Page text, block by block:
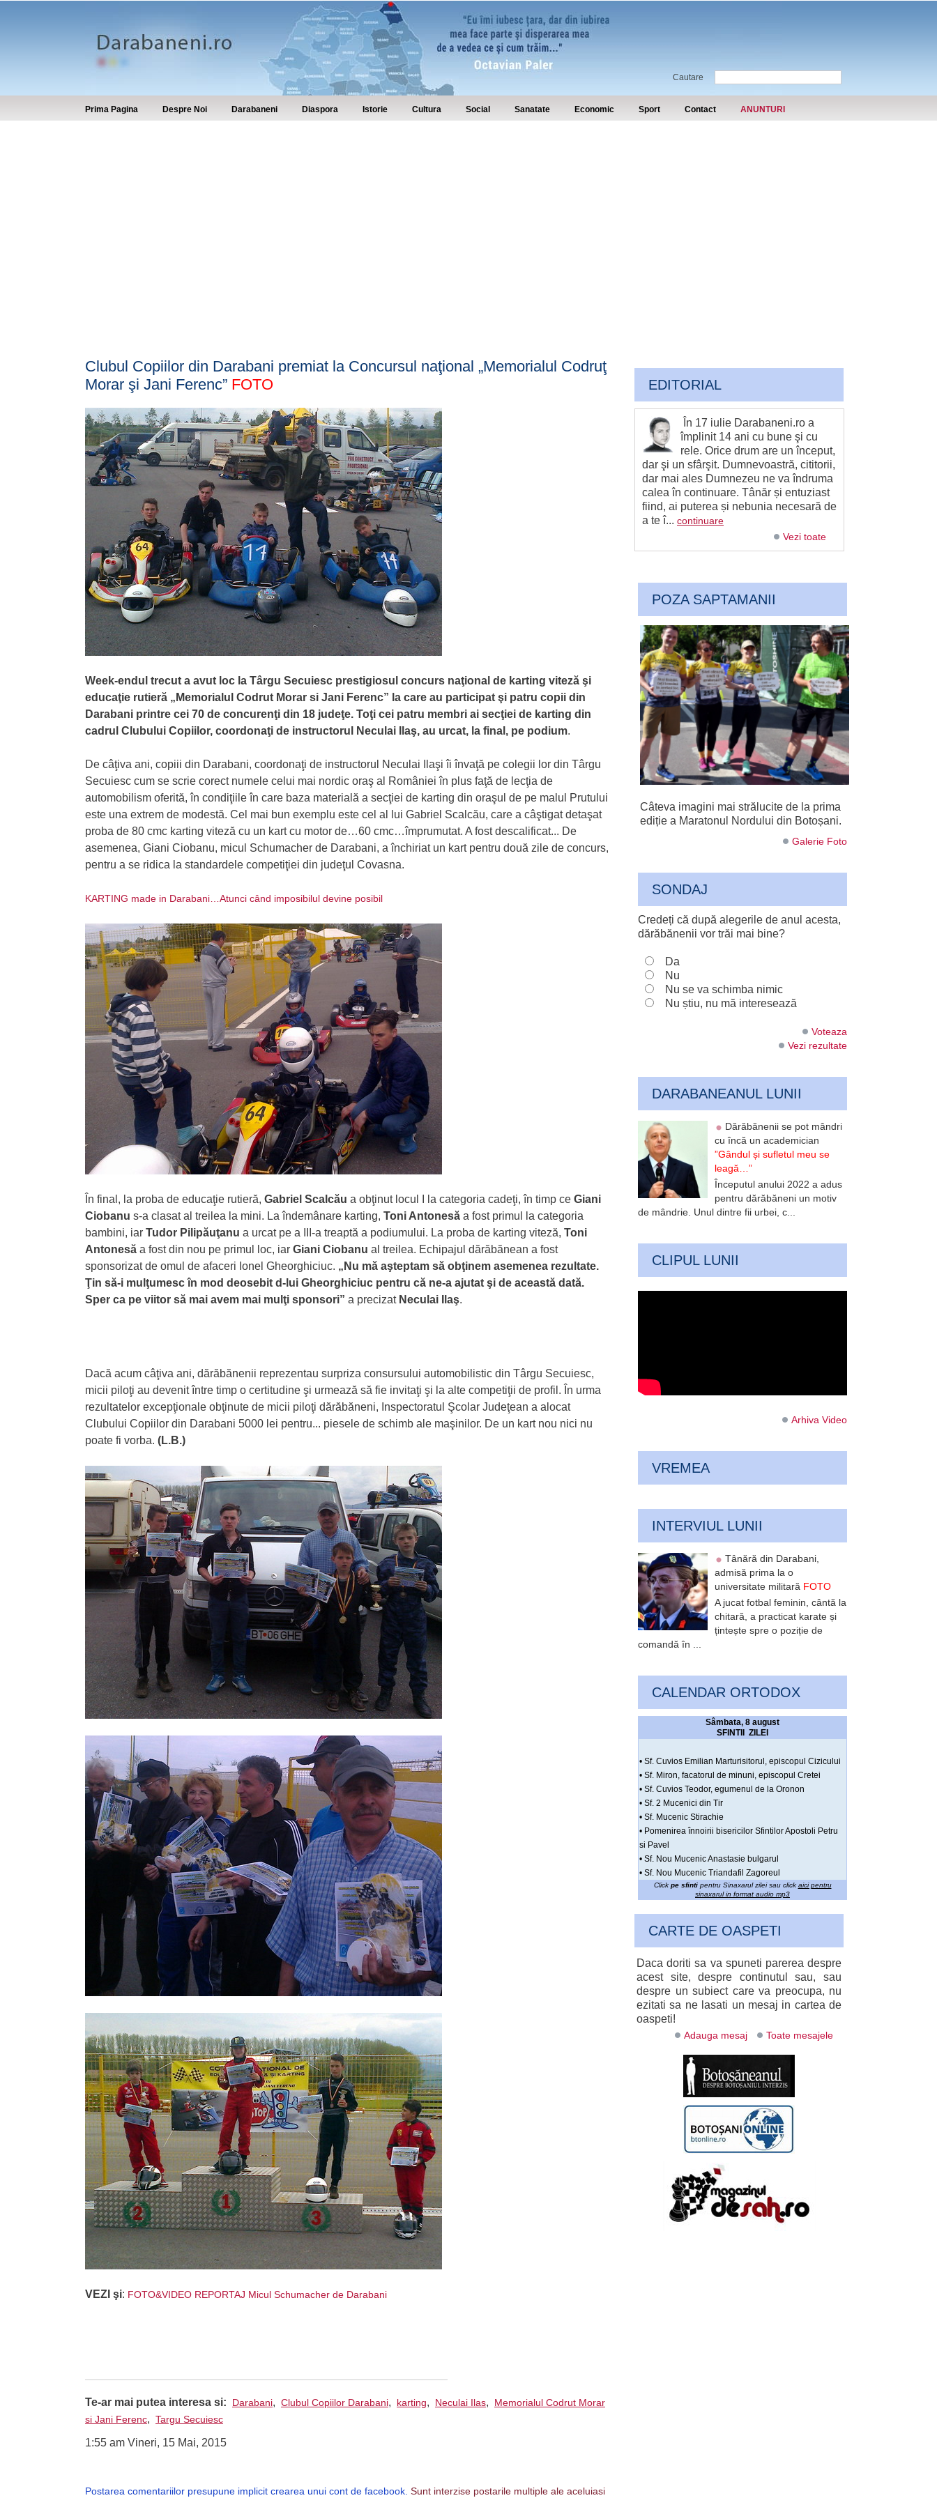
Cautare
Prima Pagina Despre Noi Darabaneni Diaspora Istorie Cultura Social Sanatate Economic Sport Contact ANUNTURI
Clubul Copiilor din Darabani premiat la Concursul naţional „Memorialul Codruţ
Morar şi Jani Ferenc” FOTO
Week-endul trecut a avut loc la Târgu Secuiesc prestigiosul concurs naţional de karting viteză şi
educaţie rutieră „Memorialul Codrut Morar si Jani Ferenc” la care au participat şi patru copii din
Darabani printre cei 70 de concurenţi din 18 judeţe. Toţi cei patru membri ai secţiei de karting din
cadrul Clubului Copiilor, coordonaţi de instructorul Neculai Ilaş, au urcat, la final, pe podium.
De câţiva ani, copiii din Darabani, coordonaţi de instructorul Neculai Ilaşi îi învaţă pe colegii lor din Târgu
Secuiesc cum se scrie corect numele celui mai nordic oraş al României în plus faţă de lecţia de
automobilism oferită, în condiţiile în care baza materială a secţiei de karting din oraşul de pe malul Prutului
este una extrem de modestă. Cel mai bun exemplu este cel al lui Gabriel Scalcău, care a câştigat detaşat
proba de 80 cmc karting viteză cu un kart cu motor de…60 cmc…împrumutat. A fost descalificat... De
asemenea, Giani Ciobanu, micul Schumacher de Darabani, a închiriat un kart pentru două zile de concurs,
pentru a se ridica la standardele competiţiei din judeţul Covasna.
KARTING made in Darabani…Atunci când imposibilul devine posibil
În final, la proba de educaţie rutieră, Gabriel Scalcău a obţinut locul I la categoria cadeţi, în timp ce Giani
Ciobanu s-a clasat al treilea la mini. La îndemânare karting, Toni Antonesă a fost primul la categoria
bambini, iar Tudor Pilipăuţanu a urcat pe a III-a treaptă a podiumului. La proba de karting viteză, Toni
Antonesă a fost din nou pe primul loc, iar Giani Ciobanu al treilea. Echipajul dărăbănean a fost
sponsorizat de omul de afaceri Ionel Gheorghiciuc. „Nu mă aşteptam să obţinem asemenea rezultate.
Ţin să-i mulţumesc în mod deosebit d-lui Gheorghiciuc pentru că ne-a ajutat şi de această dată.
Sper ca pe viitor să mai avem mai mulţi sponsori” a precizat Neculai Ilaş.
Dacă acum câţiva ani, dărăbănenii reprezentau surpriza consursului automobilistic din Târgu Secuiesc,
micii piloţi au devenit între timp o certitudine şi urmează să fie invitaţi şi la alte competiţii de profil. În urma
rezultatelor excepţionale obţinute de micii piloţi dărăbăneni, Inspectoratul Şcolar Judeţean a alocat
Clubului Copiilor din Darabani 5000 lei pentru... piesele de schimb ale maşinilor. De un kart nou nici nu
poate fi vorba. (L.B.)
VEZI şi: FOTO&VIDEO REPORTAJ Micul Schumacher de Darabani
Te-ar mai putea interesa si: Darabani, Clubul Copiilor Darabani, karting, Neculai Ilas, Memorialul Codrut Morar
si Jani Ferenc, Targu Secuiesc
1:55 am Vineri, 15 Mai, 2015
Postarea comentariilor presupune implicit crearea unui cont de facebook. Sunt interzise postarile multiple ale aceluiasi
EDITORIAL
În 17 iulie Darabaneni.ro a
împlinit 14 ani cu bune şi cu
rele. Orice drum are un început,
dar şi un sfârşit. Dumnevoastră, cititorii,
dar mai ales Dumnezeu ne va îndruma
calea în continuare. Tânăr și entuziast
fiind, ai puterea și nebunia necesară de
a te î... continuare
Vezi toate
POZA SAPTAMANII
Câteva imagini mai strălucite de la prima
ediție a Maratonul Nordului din Botoșani.
Galerie Foto
SONDAJ
Credeți că după alegerile de anul acesta,
dărăbănenii vor trăi mai bine?
Da
Nu
Nu se va schimba nimic
Nu știu, nu mă interesează
Voteaza
Vezi rezultate
DARABANEANUL LUNII
Dărăbănenii se pot mândri
cu încă un academician
”Gândul și sufletul meu se
leagă…”
Începutul anului 2022 a adus
pentru dărăbăneni un motiv
de mândrie. Unul dintre fii urbei, c...
CLIPUL LUNII
Arhiva Video
VREMEA
INTERVIUL LUNII
Tânără din Darabani,
admisă prima la o
universitate militară FOTO
A jucat fotbal feminin, cântă la
chitară, a practicat karate și
țintește spre o poziție de
comandă în ...
CALENDAR ORTODOX
Sâmbata, 8 august
SFINTII ZILEI
• Sf. Cuvios Emilian Marturisitorul, episcopul Cizicului
• Sf. Miron, facatorul de minuni, episcopul Cretei
• Sf. Cuvios Teodor, egumenul de la Oronon
• Sf. 2 Mucenici din Tir
• Sf. Mucenic Stirachie
• Pomenirea înnoirii bisericilor Sfintilor Apostoli Petru
si Pavel
• Sf. Nou Mucenic Anastasie bulgarul
• Sf. Nou Mucenic Triandafil Zagoreul
Click pe sfintipentru Sinaxarul zilei sau click aici pentru
sinaxarul in format audio mp3
CARTE DE OASPETI
Daca doriti sa va spuneti parerea despre
acest site, despre continutul sau, sau
despre un subiect care va preocupa, nu
ezitati sa ne lasati un mesaj in cartea de
oaspeti!
Adauga mesaj Toate mesajele